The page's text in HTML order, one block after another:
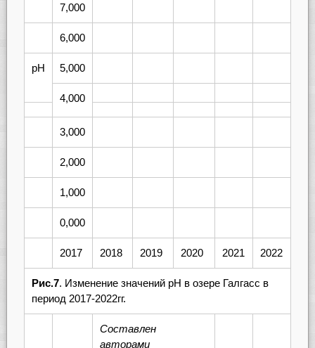
7,000
6,000
рН 5,000
4,000
3,000
2,000
1,000
0,000
2017 2018 2019 2020 2021 2022
Рис.7. Изменение значений рН в озере Галгасс в
период 2017-2022гг.
Составлен
авторами